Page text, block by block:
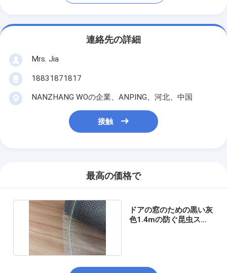
連絡先の詳細
Mrs. Jia
18831871817
NANZHANG WOの企業、ANPING、河北、中国
接触
最高の価格で
ドアの窓のための黒い灰
色1.4mの防ぐ昆虫スク